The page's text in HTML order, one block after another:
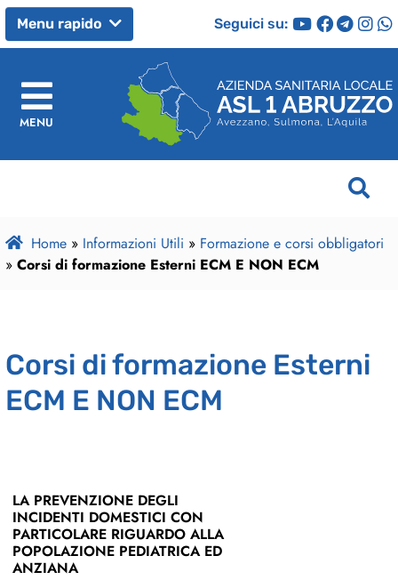
Menu rapido Seguici su:
MENU
Home » Informazioni Utili » Formazione e corsi obbligatori
» Corsi di formazione Esterni ECM E NON ECM
Corsi di formazione Esterni
ECM E NON ECM
LA PREVENZIONE DEGLI
INCIDENTI DOMESTICI CON
PARTICOLARE RIGUARDO ALLA
POPOLAZIONE PEDIATRICA ED
ANZIANA